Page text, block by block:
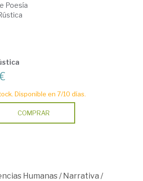
Poesía
Disponible en 7/10 días.
COMPRAR
Humanas /Narrativa /